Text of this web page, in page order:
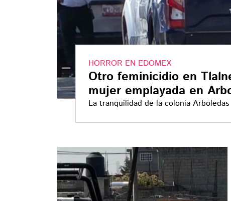
HORROR EN EDOMEX
Otro feminicidio en
mujer emplayada en
La tranquilidad de la colonia